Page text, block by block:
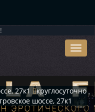
27к1
круглосуточно
шоссе, 27к1